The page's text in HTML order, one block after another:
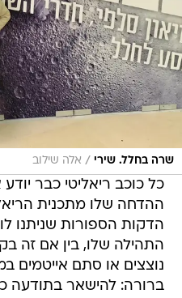
שרה בחלל. שירי / אלה שילוב
כל כוכב ריאליטי כבר
ההדחה שלו מתכנית
הדקות הספורות שניתנו
התהילה שלו, בין אם זה
נוצצים או סתם אייטמים
ברורה: להישאר בתודעה